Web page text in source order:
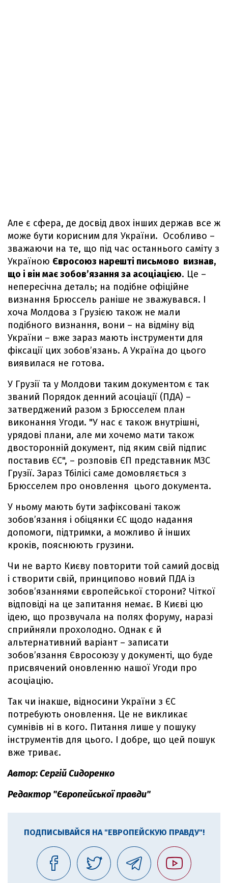
Але є сфера, де досвід двох інших держав все ж
може бути корисним для України. Особливо –
зважаючи на те, що під час останнього саміту з
Україною Євросоюз нарешті письмово визнав,
що і він має зобов’язання за асоціацією. Це –
непересічна деталь; на подібне офіційне
визнання Брюссель раніше не зважувався. І
хоча Молдова з Грузією також не мали
подібного визнання, вони – на відміну від
України – вже зараз мають інструменти для
фіксації цих зобов’язань. А Україна до цього
виявилася не готова.
У Грузії та у Молдови таким документом є так
званий Порядок денний асоціації (ПДА) –
затверджений разом з Брюсселем план
виконання Угоди. "У нас є також внутрішні,
урядові плани, але ми хочемо мати також
двосторонній документ, під яким свій підпис
поставив ЄС", – розповів ЄП представник МЗС
Грузії. Зараз Тбілісі саме домовляється з
Брюсселем про оновлення цього документа.
У ньому мають бути зафіксовані також
зобов’язання і обіцянки ЄС щодо надання
допомоги, підтримки, а можливо й інших
кроків, пояснюють грузини.
Чи не варто Києву повторити той самий досвід
і створити свій, принципово новий ПДА із
зобов’язаннями європейської сторони? Чіткої
відповіді на це запитання немає. В Києві цю
ідею, що прозвучала на полях форуму, наразі
сприйняли прохолодно. Однак є й
альтернативний варіант – записати
зобов’язання Євросоюзу у документі, що буде
присвячений оновленню нашої Угоди про
асоціацію.
Так чи інакше, відносини України з ЄС
потребують оновлення. Це не викликає
сумнівів ні в кого. Питання лише у пошуку
інструментів для цього. І добре, що цей пошук
вже триває.
Автор: Сергій Сидоренко
Редактор "Європейської правди"
ПОДПИСЫВАЙСЯ НА "ЕВРОПЕЙСКУЮ ПРАВДУ"!